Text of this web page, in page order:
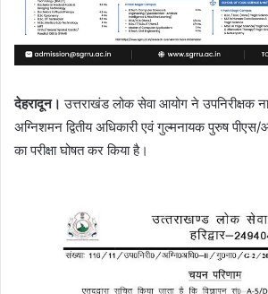
देहरादून। उत्तराखंड लोक सेवा आयोग ने उपनिरीक्षक
अग्निशमन द्वितीय अधिकारी एवं गुल्मनायक पुरुष
का परीक्षा घोषत कर किया है।